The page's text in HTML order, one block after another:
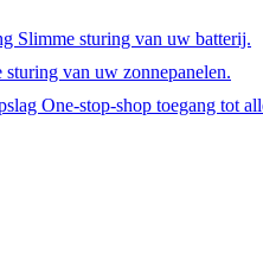
Slimme sturing van uw batterij.
sturing van uw zonnepanelen.
One-stop-shop toegang tot